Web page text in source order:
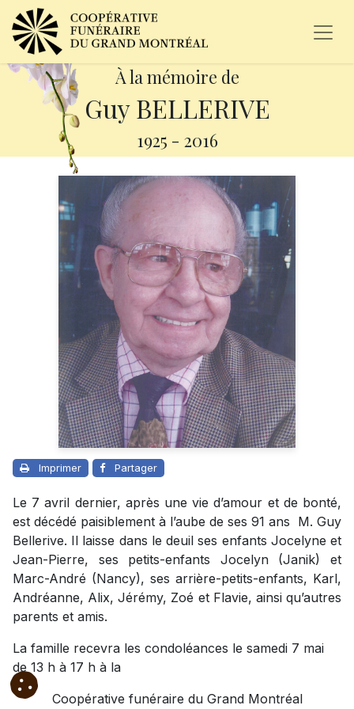
À la mémoire de
Guy BELLERIVE
1925 - 2016
Imprimer Partager
Le 7 avril dernier, après une vie d’amour et de bonté,
est décédé paisiblement à l’aube de ses 91 ans M. Guy
Bellerive. Il laisse dans le deuil ses enfants Jocelyne et
Jean-Pierre, ses petits-enfants Jocelyn (Janik) et
Marc-André (Nancy), ses arrière-petits-enfants, Karl,
Andréanne, Alix, Jérémy, Zoé et Flavie, ainsi qu’autres
parents et amis.
La famille recevra les condoléances le samedi 7 mai
de 13 h à 17 h à la
Coopérative funéraire du Grand Montréal